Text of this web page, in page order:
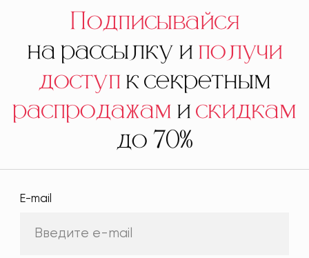
Подписывайся
на рассылку иполучи
доступк секретным
распродажамискидкам
до 70%
E-mail